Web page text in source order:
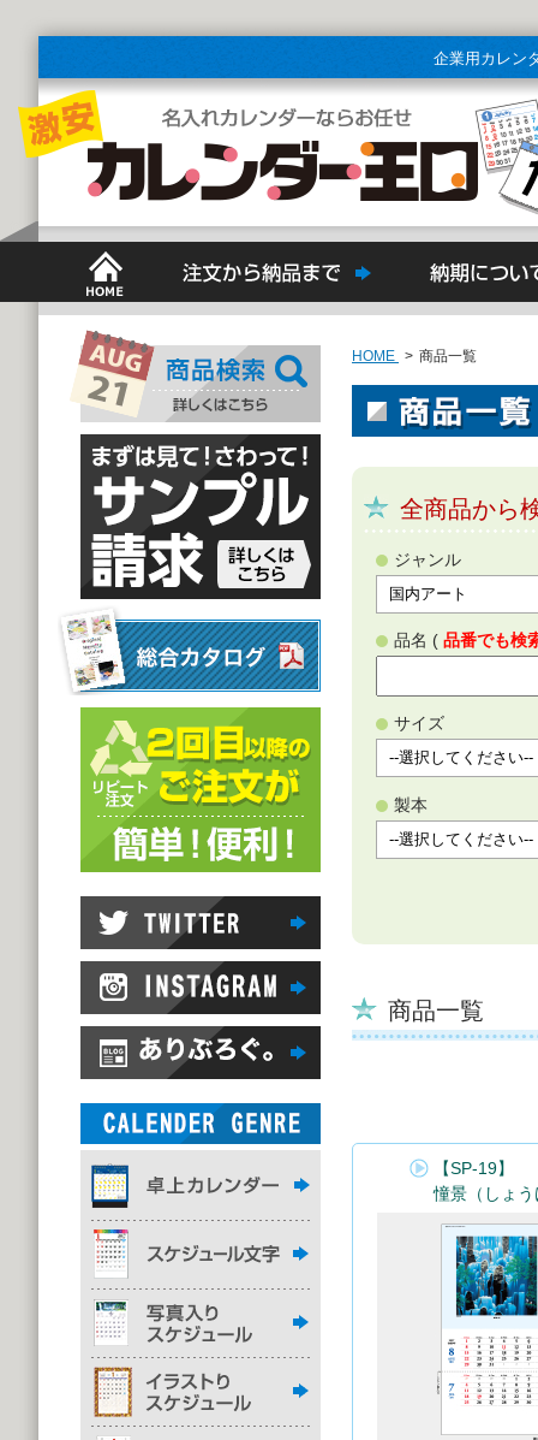
企業用カレン
HOME > 商品一覧
全商品から
ジャンル
品名 ( 品番でも検
サイズ
製本
商品一覧
【SP-19】
憧景（しょう